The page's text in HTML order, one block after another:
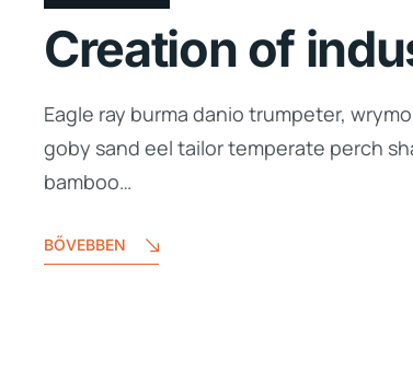
Creation of
Eagle ray burma danio trumpeter,
goby sand eel tailor temperate perch
bamboo…
BŐVEBBEN